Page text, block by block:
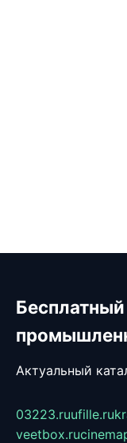
Бесплатный
Актуальный
03223.ruufille.ru
veetbox.ru